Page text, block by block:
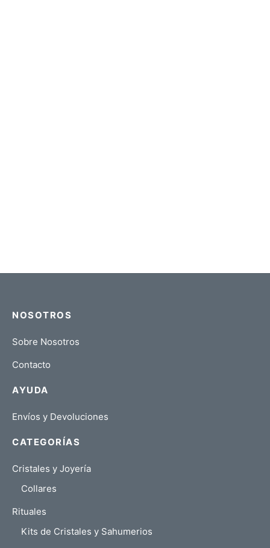
AYUDA
Envíos y Devoluciones
CATEGORÍAS
Cristales y Joyería
Collares
Rituales
Kits de Cristales y Sahumerios
NOSOTROS
Sobre Nosotros
Contacto